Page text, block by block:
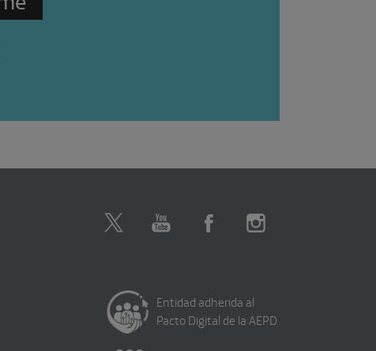
Entidad adherida al
Pacto Digital de la AEPD